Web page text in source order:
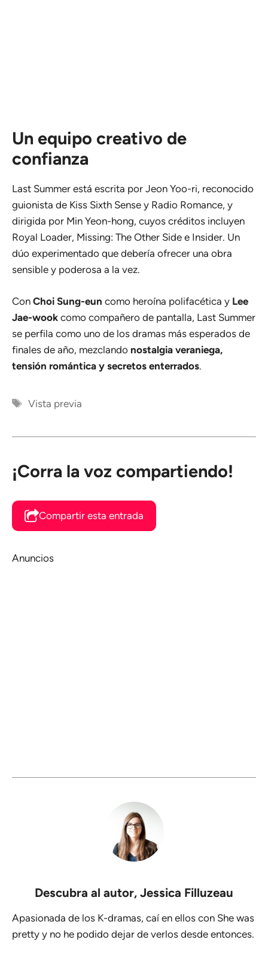
Un equipo creativo de
confianza
Last Summer está escrita por Jeon Yoo-ri, reconocido
guionista de Kiss Sixth Sense y Radio Romance, y
dirigida por Min Yeon-hong, cuyos créditos incluyen
Royal Loader, Missing: The Other Side e Insider. Un
dúo experimentado que debería ofrecer una obra
sensible y poderosa a la vez.
Con Choi Sung-eun como heroína polifacética y Lee
Jae-wook como compañero de pantalla, Last Summer
se perfila como uno de los dramas más esperados de
finales de año, mezclando nostalgia veraniega,
tensión romántica y secretos enterrados.
Etiquetas
Vista previa
¡Corra la voz compartiendo!
Compartir esta entrada
Anuncios
Descubra al autor, Jessica Filluzeau
Apasionada de los K-dramas, caí en ellos con She was
pretty y no he podido dejar de verlos desde entonces.